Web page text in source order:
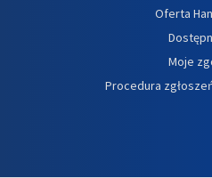
Oferta
Moje
Procedura